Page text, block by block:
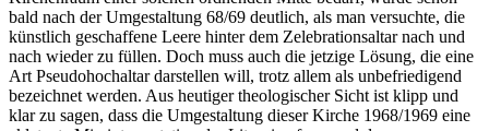
bald nach der Umgestaltung 68/69 deutlich, als man versuchte, die
künstlich geschaffene Leere hinter dem Zelebrationsaltar nach und
nach wieder zu füllen. Doch muss auch die jetzige Lösung, die eine
Art Pseudohochaltar darstellen will, trotz allem als unbefriedigend
bezeichnet werden. Aus heutiger theologischer Sicht ist klipp und
klar zu sagen, dass die Umgestaltung dieser Kirche 1968/1969 eine